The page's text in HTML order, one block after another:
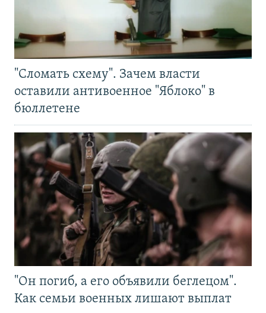
"Сломать схему". Зачем власти
оставили антивоенное "Яблоко" в
бюллетене
"Он погиб, а его объявили беглецом".
Как семьи военных лишают выплат